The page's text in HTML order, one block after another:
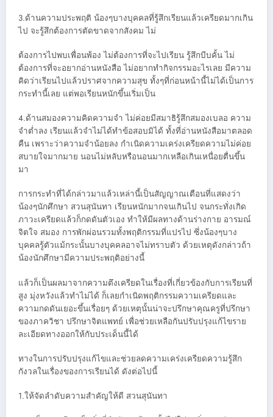
3.ด้านความประพฤติ น้องๆบางบุคคลที่รู้สึกเรียนแล้วเครียดมากเกิน
ไป จะรู้สึกต้องการตัดขาดจากสังคม ไม่
ต้องการไปพบเพื่อนพ้อง ไม่ต้องการที่จะไปเรียน รู้สึกบีบคั้น ไม่
ต้องการที่จะอยากอ่านหนังสือ ไม่อยากทำกิจกรรมอะไรเลย มีความ
คิดว่าเรียนไปแล้วปราศจากความสุข ทั้งๆที่ก่อนหน้านี้ไม่ได้เป็นการ
กระทำนี้เลย แต่พอเรียนหนักขึ้นเริ่มเป็น
4.ด้านสมองความคิดความจำ ไม่ค่อยมีสมาธิรู้สึกสมองเบลอ ความ
จำต่ำลง เรียนแล้วจำไม่ได้ทำข้อสอบมิได้ ทั้งที่อ่านหนังสือมาตลอด
คืน เพราะว่าความจำน้อยลง กำเนิดความเคร่งเครียดความไม่ค่อย
สบายใจมากมาย นอนไม่หลับหรือนอนมากเหลือเกินเหนื่อยตื่นขึ้น
มา
การกระทำที่ได้กล่าวมาแล้วเหล่านี้เป็นสัญญาณเตือนที่แสดงว่า
น้องๆนักศึกษา สวนสุนันทา เรียนหนักมากจนเกินไป จนกระทั่งเกิด
ภาวะเครียดแล้วก็กดดันตัวเอง ทำให้มีผลทางด้านร่างกาย อารมณ์
จิตใจ สมอง การพักผ่อนรวมทั้งพฤติกรรมที่แปรไป ซึ่งน้องๆบาง
บุคคลรู้ตัวแม้กระนั้นบางบุคคลอาจไม่ทราบตัว ด้วยเหตุดังกล่าวถ้า
น้องนักศึกษามีความประพฤติอย่างนี้
แล้วก็เป็นผลมาจากความตึงเครียดในเรื่องที่เกี่ยวข้องกับการเรียนที่
สูง มุ่งหวังแล้วทำไม่ได้ ก็เลยกำเนิดพฤติกรรมความเครียดและ
ความกดดันเยอะขึ้นเรื่อยๆ ด้วยเหตุนั้นน่าจะปรึกษาคุณครูที่ปรึกษา
ของภาควิชา ปรึกษาจิตแพทย์ เพื่อช่วยเหลือกันปรับปรุงแก้ไขราย
ละเอียดทางออกให้กับประเด็นนี้ได้
ทางในการปรับปรุงแก้ไขและช่วยลดความเคร่งเครียดความรู้สึก
กังวลในเรื่องของการเรียนได้ ดังต่อไปนี้
1.ให้จัดลำดับความสำคัญให้ดี สวนสุนันทา